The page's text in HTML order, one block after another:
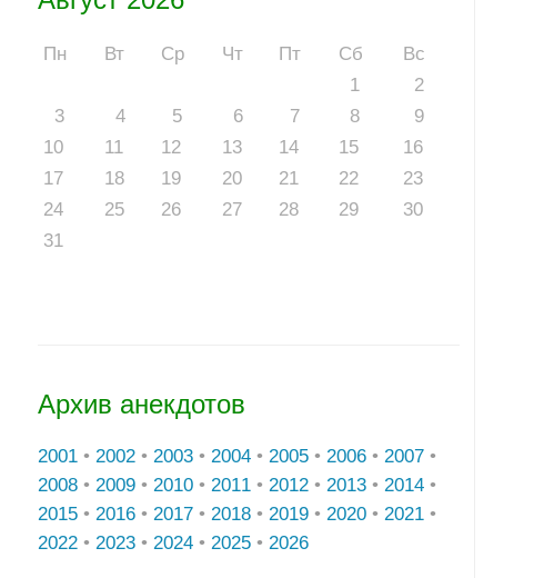
Пн Вт Ср Чт Пт Сб
Вс
1
2
3
4 5 6 7 8
9
10
11 12 13 14 15
16
17
18 19 20 21 22
23
24
25 26 27 28 29
30
31
Архив анекдотов
2001 • 2002 • 2003 • 2004 • 2005 • 2006 • 2007 •
2008 • 2009 • 2010 • 2011 • 2012 • 2013 • 2014 •
2015 • 2016 • 2017 • 2018 • 2019 • 2020 • 2021 •
2022 • 2023 • 2024 • 2025 • 2026